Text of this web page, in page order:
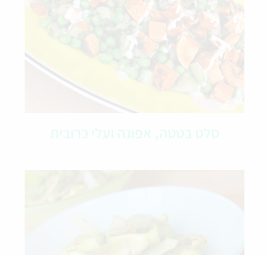
סלט בטטה, אפונה ועלי כרובית